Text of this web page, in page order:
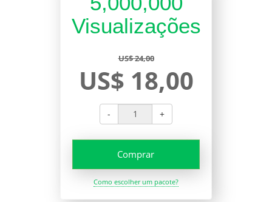
Visualizações
US$ 24,00
US$ 18,00
- +
Comprar
Como escolher um pacote?